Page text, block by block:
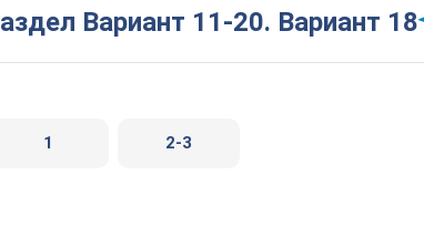
Раздел Вариант 11-20. Вариант 18
1 2-3